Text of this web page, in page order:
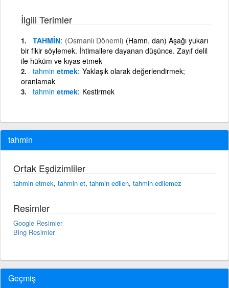
İlgili Terimler
TAHMİN (Osmanlı Dönemi) (Hamn. dan) Aşağı yukarı
bir fikir söylemek. İhtimallere dayanan düşünce. Zayıf delil
ile hüküm ve kıyas etmek
tahmin etmek Yaklaşık olarak değerlendirmek;
oranlamak
tahmin etmek Kestirmek
tahmin
Ortak Eşdizimliler
tahmin etmek, tahmin et, tahmin edilen, tahmin edilemez
Resimler
Google Resimler
Bing Resimler
Geçmiş